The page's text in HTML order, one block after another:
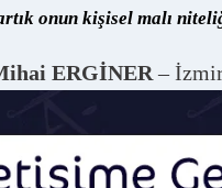
onun kişisel malı
ERGİNER –